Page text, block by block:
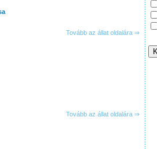
Tovább az állat oldalára ⇒
Tovább az állat oldalára ⇒